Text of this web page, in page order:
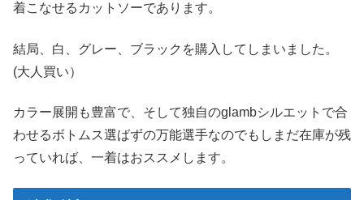
着こなせるカットソーであります。
結局、白、グレー、ブラックを購入してしまいました。
(大人買い）
カラー展開も豊富で、そして独自のglambシルエット で合
わせるボトムス選ばずの万能選手なのでもしまだ在庫が残
っていれば、一着はおススメします。